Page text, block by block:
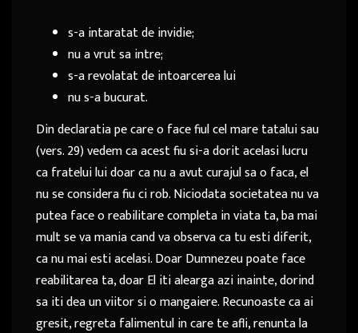
s-a intaratat de invidie;
nu a vrut sa intre;
s-a revolatat de intoarcerea lui
nu s-a bucurat.
Din declaratia pe care o face fiul cel mare tatalui sau
(vers. 29) vedem ca acest fiu si-a dorit acelasi lucru
ca fratelui lui doar ca nu a avut curajul sa o faca, el
nu se considera fiu ci rob. Niciodata societatea nu va
putea face o reabilitare completa in viata ta, ba mai
mult se va mania cand va observa ca tu esti diferit,
ca nu mai esti acelasi. Doar Dumnezeu poate face
reabilitarea ta, doar El iti alearga azi inainte, dorind
sa iti dea un viitor si o mangaiere. Recunoaste ca ai
gresit, regreta falimentul in care te afli, renunta la